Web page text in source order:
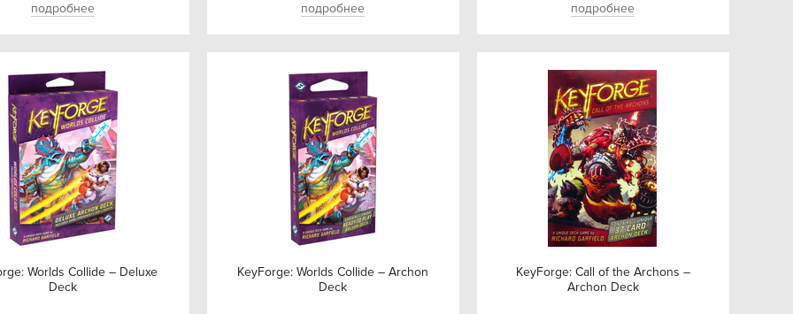
подробнее подробнее подробнее
Worlds Collide – Deluxe
Deck
KeyForge: Worlds Collide – Archon
Deck
KeyForge: Call of the Archons –
Archon Deck